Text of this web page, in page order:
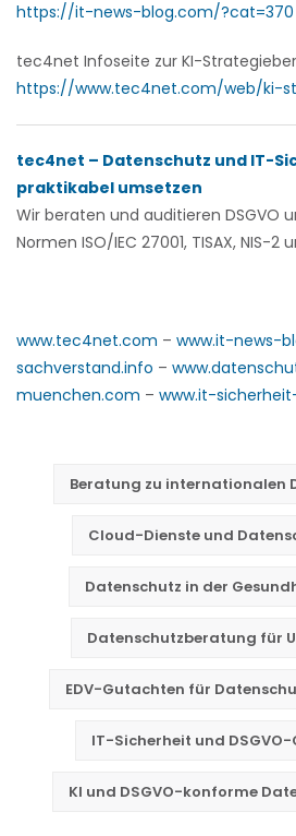
https://it-news-blog.com/?cat=370
tec4net Infoseite zur KI-
https://www.tec4net.com/web/ki-
tec4net – Datenschutz und IT-
praktikabel umsetzen
Wir beraten und auditieren DSGVO
Normen ISO/IEC 27001, TISAX, NIS-2
www.tec4net.com – www.it-news-
sachverstand.info –
muenchen.com – www.it-
Beratung zu internationalen
Cloud-Dienste und
Datenschutz in der
Datenschutzberatung für
EDV-Gutachten für
IT-Sicherheit und
KI und DSGVO-konforme